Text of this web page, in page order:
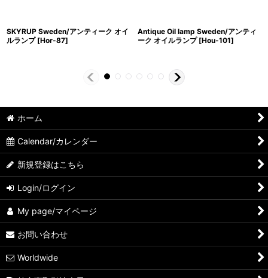
SKYRUP Sweden/アンティーク オイ
ルランプ [Hor-87]
Antique Oil lamp Sweden/アンティ
ーク オイルランプ [Hou-101]
ホーム
Calendar/カレンダー
新規登録はこちら
Login/ログイン
My page/マイページ
お問い合わせ
Worldwide